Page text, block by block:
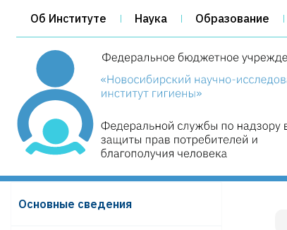
Об Институте Наука Образование
Основные сведения